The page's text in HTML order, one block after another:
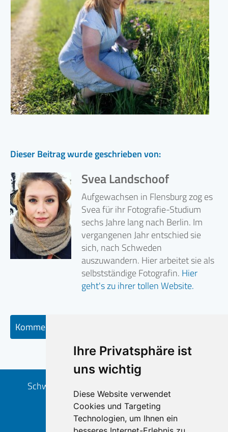
Ihre Privatsphäre ist
uns wichtig
Diese Website verwendet
Cookies und Targeting
Technologien, um Ihnen ein
Dieser Beitrag wurde geschrieben von:
Svea Landschoof
Aufgewachsen in Flensburg zog es
Svea für ihr Fotografie-Studium
sechs Jahre lang nach Berlin. Im
vergangenen Jahr entschied sie
sich, nach Schweden
auszuwandern. Hier arbeitet sie als
selbstständige Fotografin. Hier
geht's zu ihrer tollen Website.
Kommentar schreiben
Schwedenpur - eine Marke der Zonista GmbH
Goethestr. 36 | D-50858 Köln
+49 (0) 221 – 1680 14-0
info
schwedenpur.de